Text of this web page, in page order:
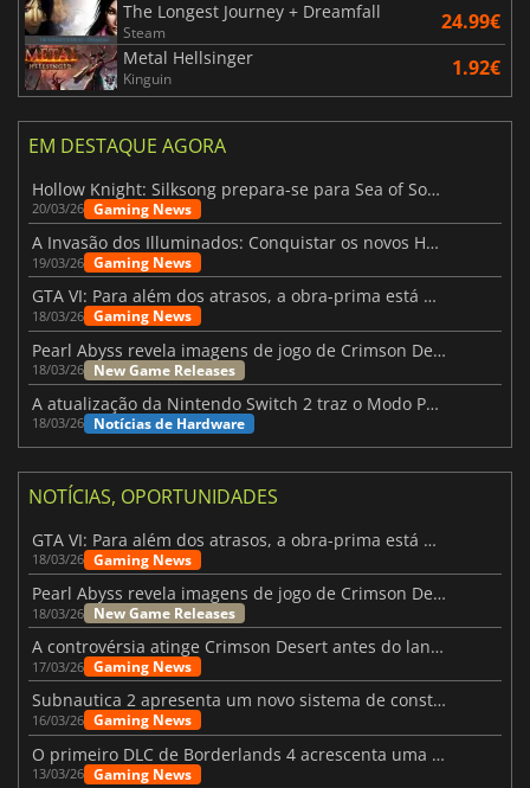
The Longest Journey + Dreamfall
Steam 24.99€
Metal Hellsinger
Kinguin 1.92€
EM DESTAQUE AGORA
Hollow Knight: Silksong prepara-se para Sea of Sorrow com um patch
20/03/26 Gaming News
A Invasão dos Illuminados: Conquistar os novos Helldivers 2 Atualização!
19/03/26 Gaming News
GTA VI: Para além dos atrasos, a obra-prima está quase a chegar
18/03/26 Gaming News
Pearl Abyss revela imagens de jogo de Crimson Desert para a PS5
18/03/26 New Game Releases
A atualização da Nintendo Switch 2 traz o Modo Portátil aos jogos mais antigos da Switch
18/03/26 Notícias de Hardware
NOTÍCIAS, OPORTUNIDADES
GTA VI: Para além dos atrasos, a obra-prima está quase a chegar
18/03/26 Gaming News
Pearl Abyss revela imagens de jogo de Crimson Desert para a PS5
18/03/26 New Game Releases
A controvérsia atinge Crimson Desert antes do lançamento
17/03/26 Gaming News
Subnautica 2 apresenta um novo sistema de construção de bases
16/03/26 Gaming News
O primeiro DLC de Borderlands 4 acrescenta uma nova personagem e muito mais
13/03/26 Gaming News